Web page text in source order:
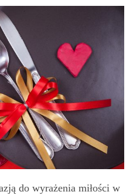
do wyrażenia miłości w